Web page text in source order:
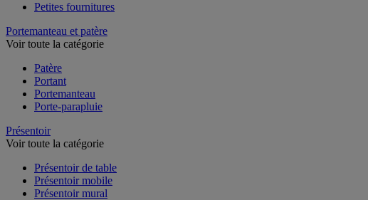
Petites fournitures
Portemanteau et patère
Voir toute la catégorie
Patère
Portant
Portemanteau
Porte-parapluie
Présentoir
Voir toute la catégorie
Présentoir de table
Présentoir mobile
Présentoir mural